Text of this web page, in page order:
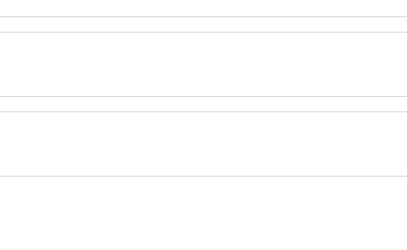
smug i nie zatyka porów.
Sebacate, Silica, Isopropyl Myristate, Ethylhexyl Salicylate,
Glycerin, C12–22 Alkyl Acrylate/Hydroxyethylacrylate
Hydroxyethylcellulose, Sodium
Disuccinate, Caprylyl Glycol, Terephthalylidene
przed ekspozycją na słońce i często ponawiaj aplikację, aby